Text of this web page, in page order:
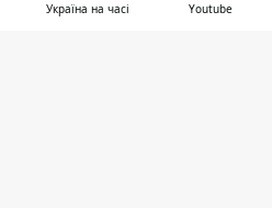
Україна на часі Youtube